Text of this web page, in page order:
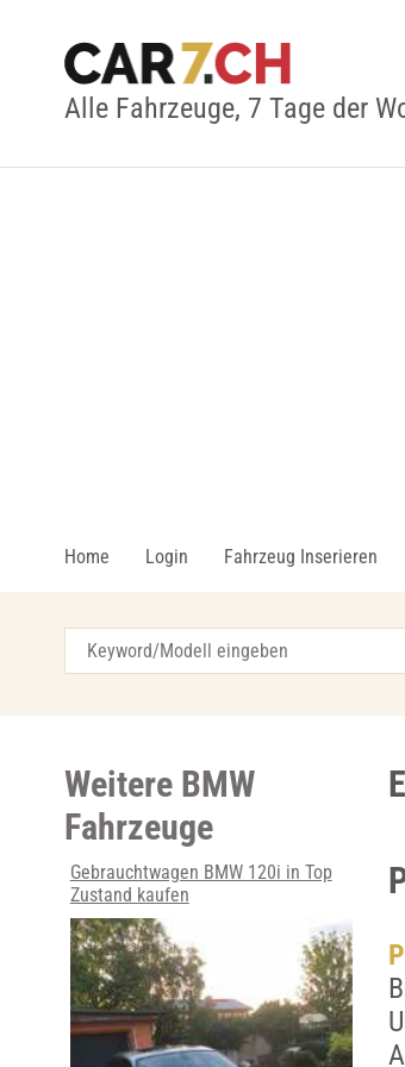
Alle Fahrzeuge, 7 Tage der
Home Login Fahrzeug Inserieren
Weitere BMW
Fahrzeuge
Gebrauchtwagen BMW 120i in Top
Zustand kaufen